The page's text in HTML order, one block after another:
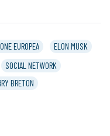
EUROPEA
ELON MUSK
SOCIAL NETWORK
BRETON